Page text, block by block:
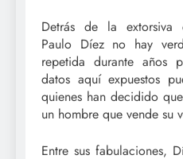
Detrás de la extorsiva
Paulo Díez no hay
repetida durante años
datos aquí expuestos
quienes han decidido
un hombre que vende su
Entre sus fabulaciones,